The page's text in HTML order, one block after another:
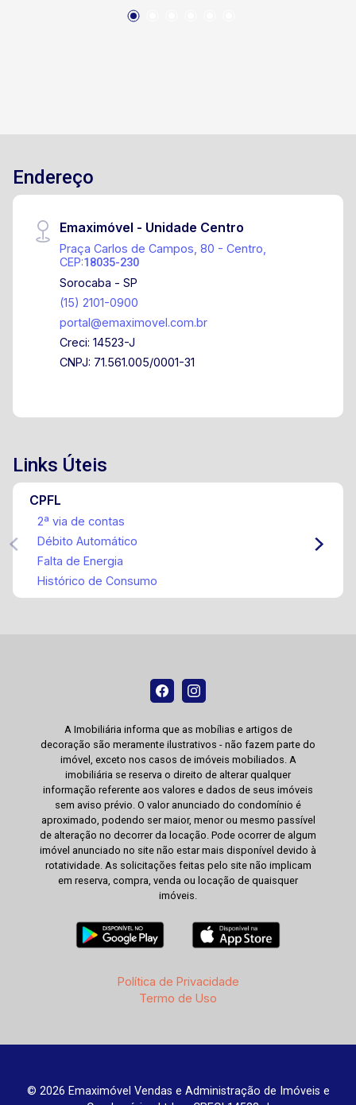
Endereço
Emaximóvel - Unidade Centro
Praça Carlos de Campos, 80 - Centro,
CEP:18035-230
Sorocaba - SP
(15) 2101-0900
portal@emaximovel.com.br
Creci: 14523-J
CNPJ: 71.561.005/0001-31
Links Úteis
CPFL
2ª via de contas
Débito Automático
Falta de Energia
Histórico de Consumo
A Imobiliária informa que as mobílias e artigos de
decoração são meramente ilustrativos - não fazem parte do
imóvel, exceto nos casos de imóveis mobiliados. A
imobiliária se reserva o direito de alterar qualquer
informação referente aos valores e dados de seus imóveis
sem aviso prévio. O valor anunciado do condomínio é
aproximado, podendo ser maior, menor ou mesmo passível
de alteração no decorrer da locação. Pode ocorrer de algum
imóvel anunciado no site não estar mais disponível devido à
rotatividade. As solicitações feitas pelo site não implicam
em reserva, compra, venda ou locação de quaisquer
imóveis.
Política de Privacidade
Termo de Uso
© 2026 Emaximóvel Vendas e Administração de Imóveis e